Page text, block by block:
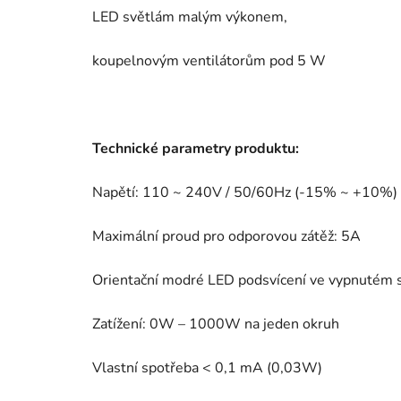
LED světlám malým výkonem,
koupelnovým ventilátorům pod 5 W
Technické parametry produktu:
Napětí: 110 ~ 240V / 50/60Hz (-15% ~ +10%)
Maximální proud pro odporovou zátěž: 5A
Orientační modré LED podsvícení ve vypnutém
Zatížení: 0W – 1000W na jeden okruh
Vlastní spotřeba < 0,1 mA (0,03W)